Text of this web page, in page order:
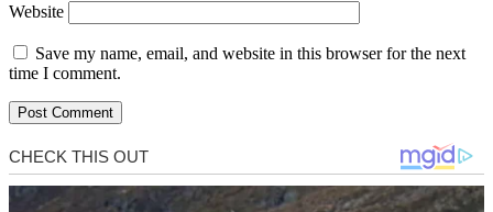
Website
Save my name, email, and website in this browser for the next
time I comment.